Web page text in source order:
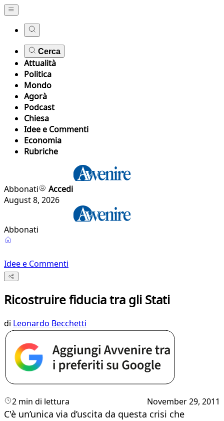
Cerca
Attualità
Politica
Mondo
Agorà
Podcast
Chiesa
Idee e Commenti
Economia
Rubriche
Abbonati
Accedi
August 8, 2026
Abbonati
Idee e Commenti
Ricostruire fiducia tra gli Stati
di Leonardo Becchetti
2 min di lettura November 29, 2011
C'è un’unica via d’uscita da questa crisi che